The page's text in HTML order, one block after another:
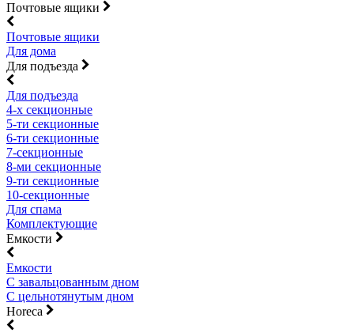
Почтовые ящики
Почтовые ящики
Для дома
Для подъезда
Для подъезда
4-х секционные
5-ти секционные
6-ти секционные
7-секционные
8-ми секционные
9-ти секционные
10-секционные
Для спама
Комплектующие
Емкости
Емкости
С завальцованным дном
С цельнотянутым дном
Horeca